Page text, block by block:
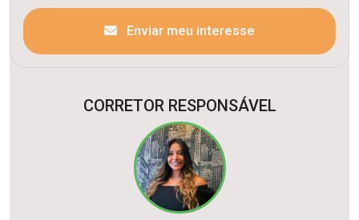
Enviar meu interesse
CORRETOR RESPONSÁVEL